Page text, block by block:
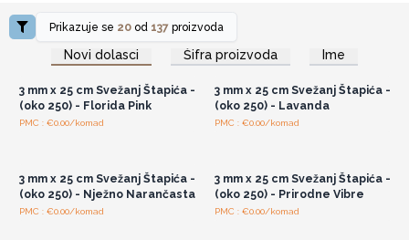
Prikazuje se 20 od 137 proizvoda
Novi dolasci Šifra proizvoda Ime
Pristup veleprodajnim
cijenama
3 mm x 25 cm Svežanj Štapića -
(oko 250) - Florida Pink
PMC : €0.00/komad
Pristup veleprodajnim
cijenama
3 mm x 25 cm Svežanj Štapića -
(oko 250) - Lavanda
PMC : €0.00/komad
3 mm x 25 cm Svežanj Štapića -
(oko 250) - Nježno Narančasta
PMC : €0.00/komad
3 mm x 25 cm Svežanj Štapića -
(oko 250) - Prirodne Vibre
PMC : €0.00/komad